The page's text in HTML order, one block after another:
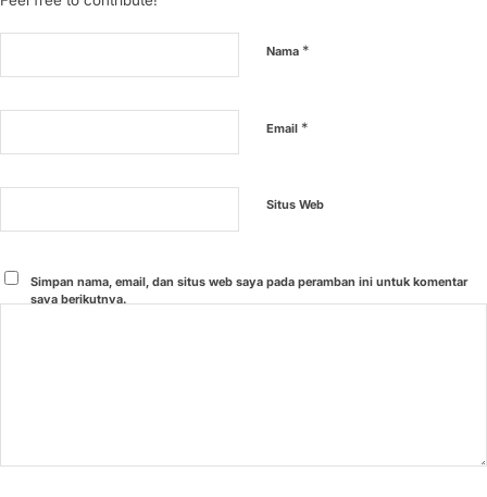
Nama *
Email *
Situs Web
Simpan nama, email, dan situs web saya pada peramban ini untuk komentar
saya berikutnya.